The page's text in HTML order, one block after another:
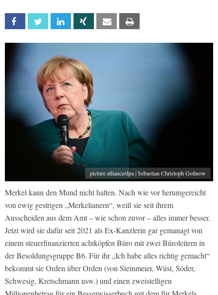
Facebook Twitter Linkedin Xing Email
picture alliance/dpa | Sebastian Christoph Gollnow
Merkel kann den Mund nicht halten. Nach wie vor herumgereicht
von ewig gestrigen „Merkelianern“, weiß sie seit ihrem
Ausscheiden aus dem Amt – wie schon zuvor – alles immer besser.
Jetzt wird sie dafür seit 2021 als Ex-Kanzlerin gar gemanagt von
einem steuerfinanzierten achtköpfen Büro mit zwei Büroleitern in
der Besoldungsgruppe B6. Für ihr „Ich habe alles richtig gemacht“
bekommt sie Orden über Orden (von Steinmeier, Wüst, Söder,
Schwesig, Kretschmann usw.) und einen zweistelligen